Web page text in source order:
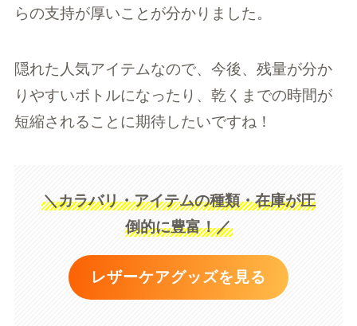
らの支持が厚いことが分かりました。
隠れた人気アイテムなので、今後、残量が分か
りやすいボトルになったり、乾くまでの時間が
短縮されることに期待したいですね！
＼カラバリ・アイテムの種類・在庫が圧
倒的に豊富！／
レザーケアグッズを見る